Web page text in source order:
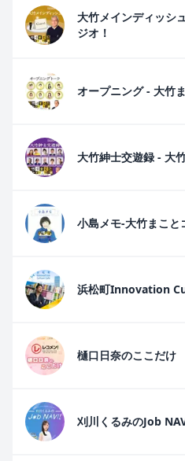
大竹メインディッシ
ジオ！
オープニング - 大竹
大竹紳士交遊録 - 大
小島メモ-大竹まこと
浜松町Innovation
樋口日奈のここだけ
刈川くるみのJob